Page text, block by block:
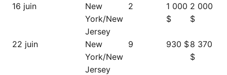
16 juin
New
York/New
Jersey
2
1 000
$
2 000
$
22 juin
New
York/New
Jersey
9 930 $8 370
$